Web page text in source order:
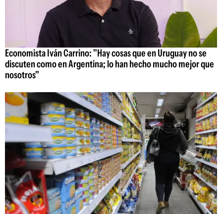
Economista Iván Carrino: "Hay cosas que en Uruguay no se
discuten como en Argentina; lo han hecho mucho mejor que
nosotros"